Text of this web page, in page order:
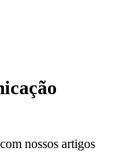
nossos artigos